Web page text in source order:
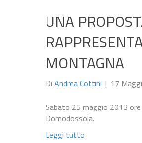
UNA
MONTAGNA
Di Andrea Cottini | 17
Sabato 25 maggio 2013
Domodossola.
Leggi tutto